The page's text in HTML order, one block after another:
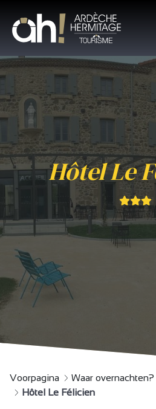
Hôtel Le
Voorpagina Waar overnachten?
Hôtel Le Félicien